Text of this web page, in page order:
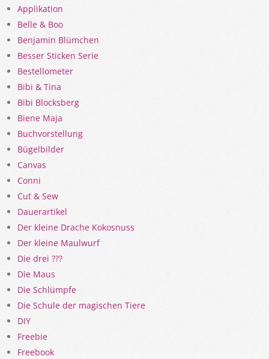
Applikation
Belle & Boo
Benjamin Blümchen
Besser Sticken Serie
Bestellometer
Bibi & Tina
Bibi Blocksberg
Biene Maja
Buchvorstellung
Bügelbilder
Canvas
Conni
Cut & Sew
Dauerartikel
Der kleine Drache Kokosnuss
Der kleine Maulwurf
Die drei ???
Die Maus
Die Schlümpfe
Die Schule der magischen Tiere
DIY
Freebie
Freebook